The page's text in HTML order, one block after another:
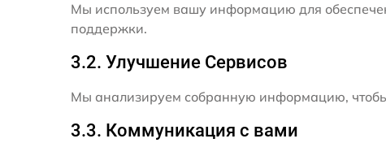
Мы используем вашу информацию для
поддержки.
3.2. Улучшение Сервисов
Мы анализируем собранную информацию,
3.3. Коммуникация с вами